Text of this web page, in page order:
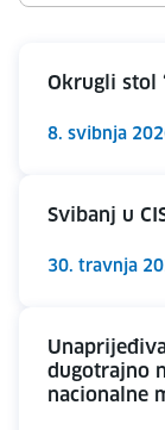
Okrugli stol
8. svibnja
Svibanj u
30. travnja
dugotrajno
nacionalne